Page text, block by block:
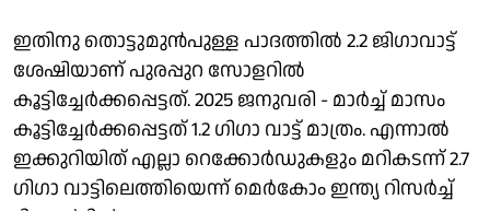
ഇതിനു തൊട്ടുമുന്‍പുള്ള പാദത്തില്‍ 2.2 ജിഗാവാട്ട്
ശേഷിയാണ് പുരപ്പുറ സോളറില്‍
കൂട്ടിച്ചേര്‍ക്കപ്പെട്ടത്. 2025 ജനുവരി - മാര്‍ച്ച് മാസം
കൂട്ടിച്ചേര്‍ക്കപ്പെട്ടത് 1.2 ഗിഗാ വാട്ട് മാത്രം. എന്നാല്‍
ഇക്കുറിയിത് എല്ലാ റെക്കോര്‍ഡുകളും മറികടന്ന് 2.7
ഗിഗാ വാട്ടിലെത്തിയെന്ന് മെര്‍കോം ഇന്ത്യ റിസര്‍ച്ച്